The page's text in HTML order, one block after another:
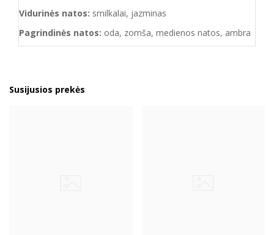
Vidurinės natos: smilkalai, jazminas
Pagrindinės natos: oda, zomša, medienos natos, ambra
Susijusios prekės